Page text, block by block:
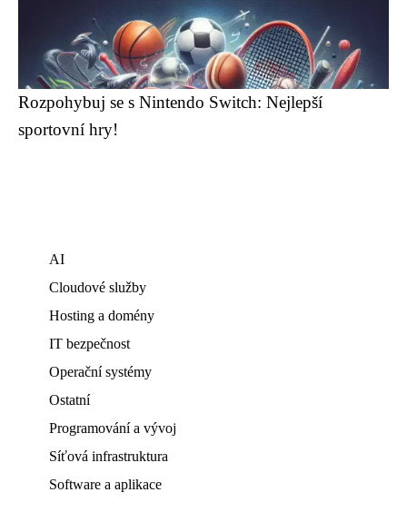
Rozpohybuj se s Nintendo Switch: Nejlepší
sportovní hry!
AI
Cloudové služby
Hosting a domény
IT bezpečnost
Operační systémy
Ostatní
Programování a vývoj
Síťová infrastruktura
Software a aplikace